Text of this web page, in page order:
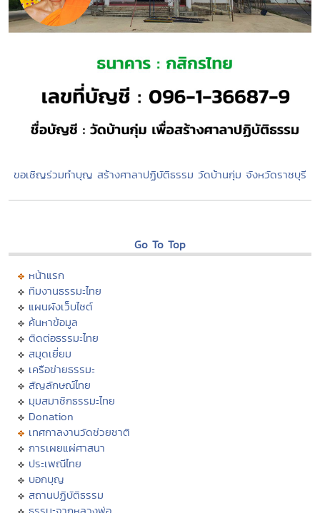
ขอเชิญร่วมทำบุญ สร้างศาลาปฏิบัติธรรม วัดบ้านกุ่ม จังหวัดราชบุรี
Go To Top
หน้าแรก
ทีมงานธรรมะไทย
แผนผังเว็บไซต์
ค้นหาข้อมูล
ติดต่อธรรมะไทย
สมุดเยี่ยม
เครือข่ายธรรมะ
สัญลักษณ์ไทย
มุมสมาชิกธรรมะไทย
Donation
เทศกาลงานวัดช่วยชาติ
การเผยแผ่ศาสนา
ประเพณีไทย
บอกบุญ
สถานปฏิบัติธรรม